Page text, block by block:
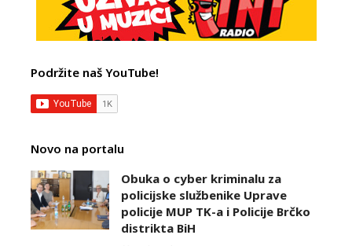
Podržite naš YouTube!
Novo na portalu
Obuka o cyber kriminalu za
policijske službenike Uprave
policije MUP TK-a i Policije Brčko
distrikta BiH